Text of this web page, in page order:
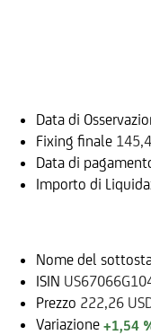
Data di
Fixing finale
Data di
Importo di
Nome del
ISIN
Prezzo 222,26
Variazione +1,54